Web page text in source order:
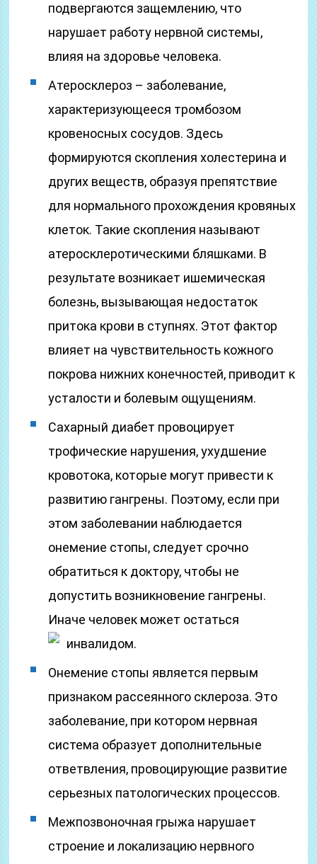
подвергаются защемлению, что
нарушает работу нервной системы,
влияя на здоровье человека.
Атеросклероз – заболевание,
характеризующееся тромбозом
кровеносных сосудов. Здесь
формируются скопления холестерина и
других веществ, образуя препятствие
для нормального прохождения кровяных
клеток. Такие скопления называют
атеросклеротическими бляшками. В
результате возникает ишемическая
болезнь, вызывающая недостаток
притока крови в ступнях. Этот фактор
влияет на чувствительность кожного
покрова нижних конечностей, приводит к
усталости и болевым ощущениям.
Сахарный диабет провоцирует
трофические нарушения, ухудшение
кровотока, которые могут привести к
развитию гангрены. Поэтому, если при
этом заболевании наблюдается
онемение стопы, следует срочно
обратиться к доктору, чтобы не
допустить возникновение гангрены.
Иначе человек может остаться
инвалидом.
Онемение стопы является первым
признаком рассеянного склероза. Это
заболевание, при котором нервная
система образует дополнительные
ответвления, провоцирующие развитие
серьезных патологических процессов.
Межпозвоночная грыжа нарушает
строение и локализацию нервного